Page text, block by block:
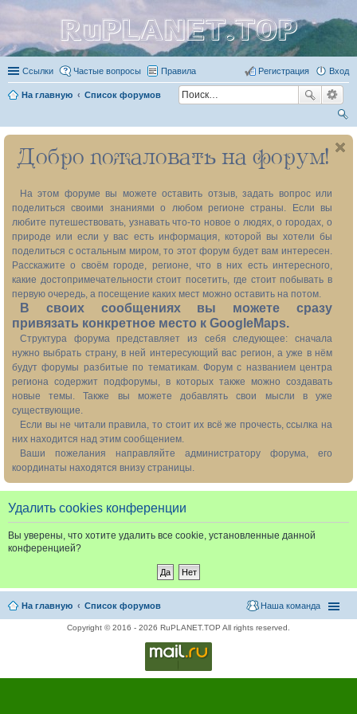
RuPLANET.TOP
Ссылки Частые вопросы Правила Вход
Регистрация
На главную Список форумов
ои
ск
Добро пожаловать на форум!
На этом форуме вы можете оставить отзыв, задать вопрос или
поделиться своими знаниями о любом регионе страны. Если вы
любите путешествовать, узнавать что-то новое о людях, о городах, о
природе или если у вас есть информация, которой вы хотели бы
поделиться с остальным миром, то этот форум будет вам интересен.
Расскажите о своём городе, регионе, что в них есть интересного,
какие достопримечательности стоит посетить, где стоит побывать в
первую очередь, а посещение каких мест можно оставить на потом.
В своих сообщениях вы можете сразу
привязать конкретное место к GoogleMaps.
Структура форума представляет из себя следующее: сначала
нужно выбрать страну, в ней интересующий вас регион, а уже в нём
будут форумы разбитые по тематикам. Форум с названием центра
региона содержит подфорумы, в которых также можно создавать
новые темы. Также вы можете добавлять свои мысли в уже
существующие.
Если вы не читали правила, то стоит их всё же прочесть, ссылка на
них находится над этим сообщением.
Ваши пожелания направляйте администратору форума, его
координаты находятся внизу страницы.
Удалить cookies конференции
Вы уверены, что хотите удалить все cookie, установленные данной
конференцией?
На главную Список форумов Наша команда
Copyright © 2016 - 2026 RuPLANET.TOP All rights reserved.